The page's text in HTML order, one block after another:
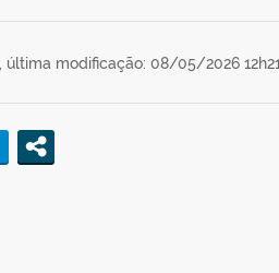
última modificação: 08/05/2026